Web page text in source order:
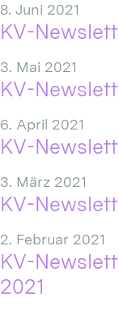
8. Juni 2021
KV-
3. Mai 2021
KV-
6. April 2021
KV-
3. März 2021
KV-
2. Februar 2021
KV-
2021